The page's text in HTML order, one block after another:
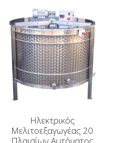
Ηλεκτρικός
Μελιτοεξαγωγέας 20
Πλαισίων Αυτόματος